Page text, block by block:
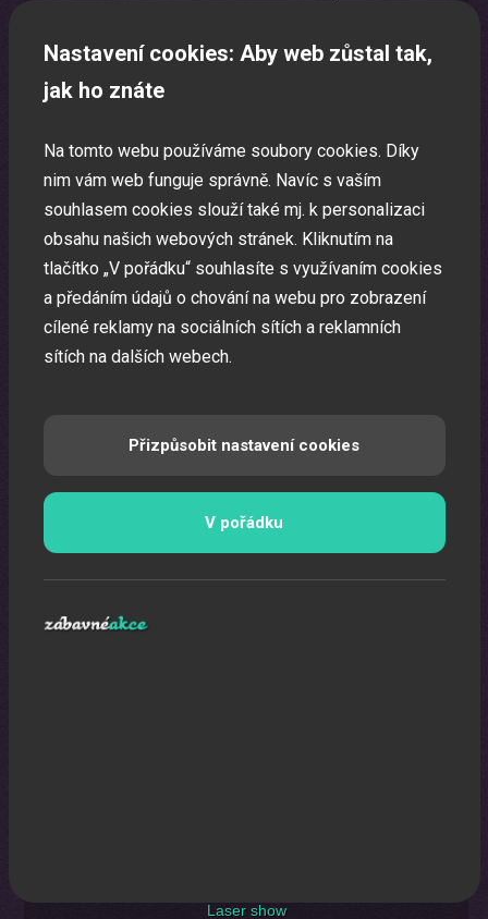
Laser show
Nastavení cookies: Aby web zůstal tak,
jak ho znáte
Na tomto webu používáme soubory cookies. Díky
nim vám web funguje správně. Navíc s vaším
souhlasem cookies slouží také mj. k personalizaci
obsahu našich webových stránek. Kliknutím na
tlačítko „V pořádku“ souhlasíte s využívaním cookies
a předáním údajů o chování na webu pro zobrazení
cílené reklamy na sociálních sítích a reklamních
sítích na dalších webech.
Přizpůsobit nastavení cookies
V pořádku